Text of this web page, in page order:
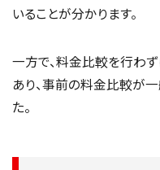
いることが分かります。
一方で、料金比較を行わ
あり、事前の料金比較が
た。